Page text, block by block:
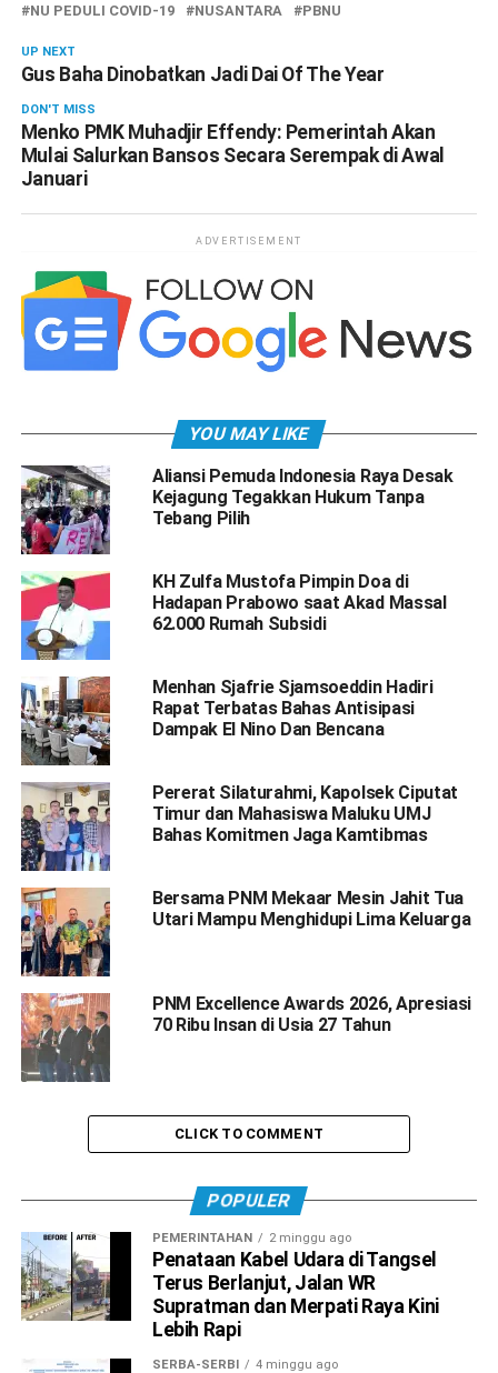
NU PEDULI COVID-19 NUSANTARA PBNU
UP NEXT
Gus Baha Dinobatkan Jadi Dai Of The Year
DON'T MISS
Menko PMK Muhadjir Effendy: Pemerintah Akan
Mulai Salurkan Bansos Secara Serempak di Awal
Januari
ADVERTISEMENT
YOU MAY LIKE
Aliansi Pemuda Indonesia Raya Desak
Kejagung Tegakkan Hukum Tanpa
Tebang Pilih
KH Zulfa Mustofa Pimpin Doa di
Hadapan Prabowo saat Akad Massal
62.000 Rumah Subsidi
Menhan Sjafrie Sjamsoeddin Hadiri
Rapat Terbatas Bahas Antisipasi
Dampak El Nino Dan Bencana
Pererat Silaturahmi, Kapolsek Ciputat
Timur dan Mahasiswa Maluku UMJ
Bahas Komitmen Jaga Kamtibmas
Bersama PNM Mekaar Mesin Jahit Tua
Utari Mampu Menghidupi Lima Keluarga
PNM Excellence Awards 2026, Apresiasi
70 Ribu Insan di Usia 27 Tahun
CLICK TO COMMENT
POPULER
PEMERINTAHAN 2 minggu ago
Penataan Kabel Udara di Tangsel
Terus Berlanjut, Jalan WR
Supratman dan Merpati Raya Kini
Lebih Rapi
SERBA-SERBI 4 minggu ago